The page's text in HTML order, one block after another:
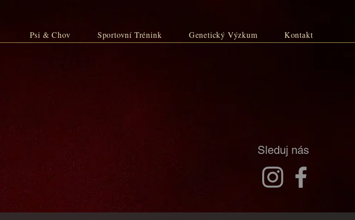
Psi & Chov Sportovní Trénink Genetický Výzkum Kontakt
Sleduj nás